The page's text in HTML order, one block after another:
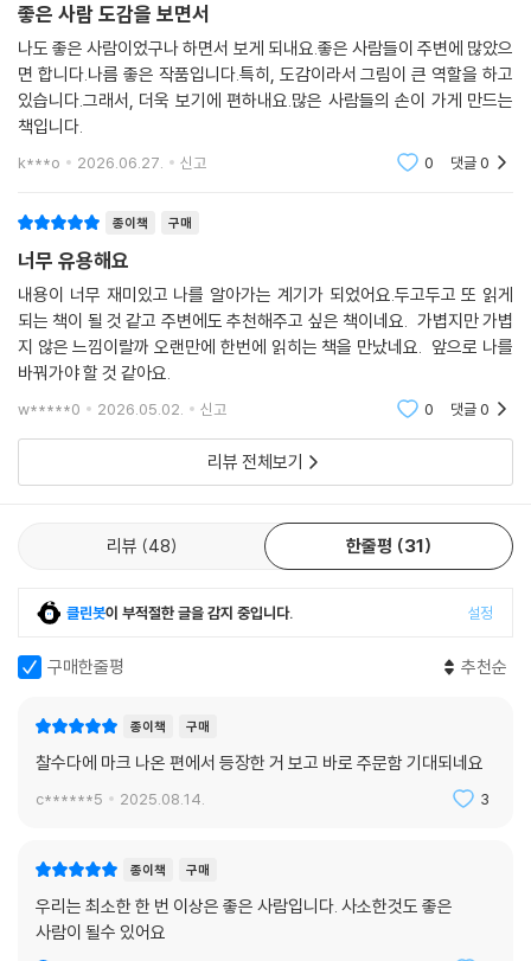
좋은 사람 도감을 보면서
나도 좋은 사람이었구나 하면서 보게 되내요.좋은 사람들이 주변에 많았으
면 합니다.나름 좋은 작품입니다.특히, 도감이라서 그림이 큰 역할을 하고
있습니다.그래서, 더욱 보기에 편하내요.많은 사람들의 손이 가게 만드는
책입니다.
k***o 2026.06.27. 신고 0 댓글0
종이책 구매
너무 유용해요
내용이 너무 재미있고 나를 알아가는 계기가 되었어요.두고두고 또 읽게
되는 책이 될 것 같고 주변에도 추천해주고 싶은 책이네요. 가볍지만 가볍
지 않은 느낌이랄까 오랜만에 한번에 읽히는 책을 만났네요. 앞으로 나를
바꿔가야 할 것 같아요.
w*****0 2026.05.02. 신고 0 댓글0
리뷰 전체보기
리뷰 48 한줄평 31
클린봇이 부적절한 글을 감지 중입니다. 설정
구매한줄평 추천순
종이책 구매
찰수다에 마크 나온 편에서 등장한 거 보고 바로 주문함 기대되네요
c******5 2025.08.14. 3
종이책 구매
우리는 최소한 한 번 이상은 좋은 사람입니다. 사소한것도 좋은
사람이 될수 있어요